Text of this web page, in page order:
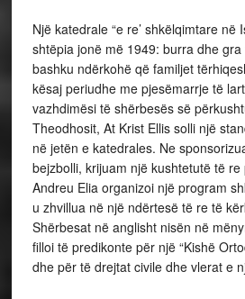
Një katedrale “e re’ shkëlqimtare në
shtëpia jonë më 1949: burra dhe
bashku ndërkohë që familjet
kësaj periudhe me pjesëmarrje të
vazhdimësi të shërbesës së
Theodhosit, At Krist Ellis solli një
në jetën e katedrales. Ne
bejzbolli, krijuam një kushtetutë të
Andreu Elia organizoi një program
u zhvillua në një ndërtesë të re të
Shërbesat në anglisht nisën në
filloi të predikonte për një “Kishë
dhe për të drejtat civile dhe vlerat e